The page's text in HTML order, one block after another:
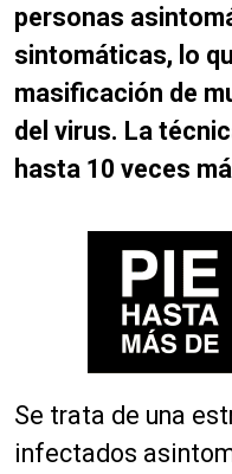
personas
sintomáticas, lo
masificación de
del virus. La
hasta 10 veces
Se trata de una
infectados